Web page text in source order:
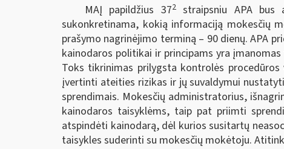
MAĮ papildžius 372straipsniu APA bus
sukonkretinama, kokią informaciją mokesčių
prašymo nagrinėjimo terminą – 90 dienų. APA
kainodaros politikai ir principams yra
Toks tikrinimas prilygsta kontrolės
įvertinti ateities rizikas ir jų suvaldymui
sprendimais. Mokesčių administratorius,
kainodaros taisyklėms, taip pat priimti
atspindėti kainodarą, dėl kurios susitartų
taisykles suderinti su mokesčių mokėtoju.